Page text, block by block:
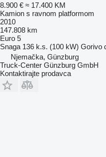
8.900 € ≈ 17.400 KM
Kamion s ravnom platformom
2010
147.808 km
Euro 5
Snaga 136 k.s. (100 kW) Gorivo
Njemačka, Günzburg
Truck-Center Günzburg GmbH
Kontaktirajte prodavca